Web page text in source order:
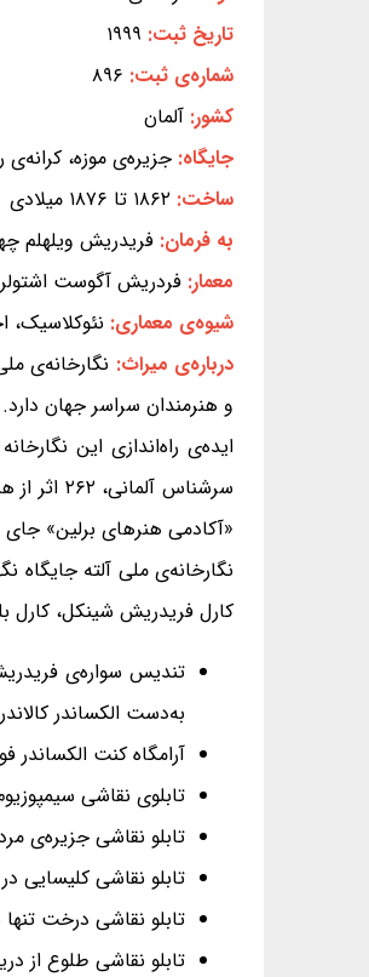
تاریخ ثبت: ۱۹۹۹
شماره‌ی ثبت: ۸۹۶
کشور: آلمان
جایگاه: جزیره‌ی موزه، کرانه‌ی
ساخت: ۱۸۶۲ تا ۱۸۷۶ میلادی
به فرمان: فریدریش ویلهلم
معمار: فردریش آگوست اشتولر
شیوه‌ی معماری:
درباره‌ی میراث: نگارخانه‌ی
و هنرمندان سراسر جهان دارد.
سرشناس
«آکادمی هنرهای برلین» جای داشت. پس از آن و در سال ۱۸۶۲،
نگارخانه‌ی ملی آلته
کارل فریدریش شینکل، کارل
به‌دست الکساندر
آرامگاه کنت الکساندر
تابلوی نقاشی سیمپوزیوم، مهمانی یا ضیافت، به درازای
تابلو نقاشی جزیره‌ی
تابلو نقاشی کلیسایی در اوکوود، به درازای ۱۷۱ و پهنای ۱۱۰ سانتی‌متر،
تابلو نقاشی درخت تنها یا تک‌درخت، به درازای ۷۱ و پهنای ۵۵
تابلو نقاشی طلوع از دریا، به درازای ۷۱ و پهنای ۵۵ سانتی‌متر، اثر کاسپار